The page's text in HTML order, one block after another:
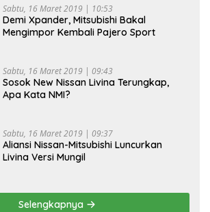
Sabtu, 16 Maret 2019 | 10:53
Demi Xpander, Mitsubishi Bakal
Mengimpor Kembali Pajero Sport
Sabtu, 16 Maret 2019 | 09:43
Sosok New Nissan Livina Terungkap,
Apa Kata NMI?
Sabtu, 16 Maret 2019 | 09:37
Aliansi Nissan-Mitsubishi Luncurkan
Livina Versi Mungil
Selengkapnya